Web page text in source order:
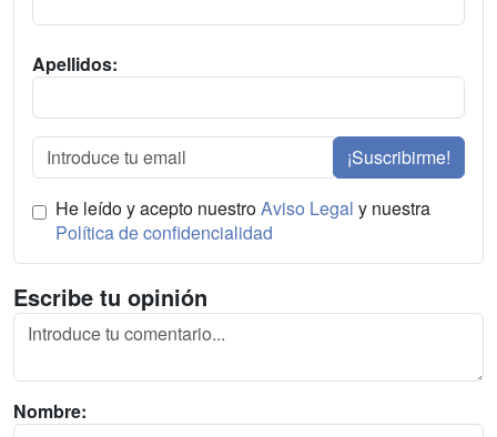
Apellidos:
¡Suscribirme!
He leído y acepto nuestroAviso Legal y nuestra
Política de confidencialidad
Escribe tu opinión
Nombre: